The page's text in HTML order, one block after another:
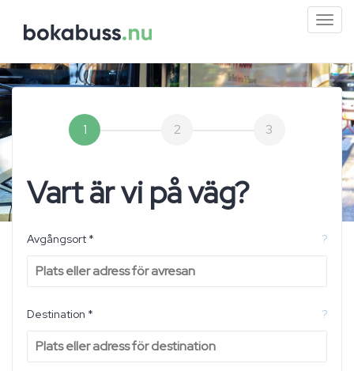
1 2 3
Vart är vi på väg?
Avgångsort * ?
Destination * ?